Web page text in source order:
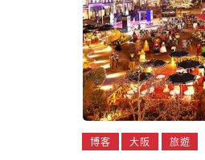
博客 大阪 旅遊